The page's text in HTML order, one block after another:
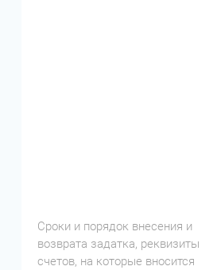
Cроки и порядок внесения и
возврата задатка, реквизиты
счетов, на которые вносится